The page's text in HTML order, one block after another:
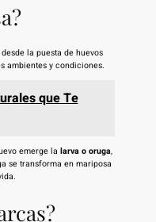
la puesta de huevos
ambientes y condiciones.
que Te
emerge la larva o oruga,
se transforma en mariposa